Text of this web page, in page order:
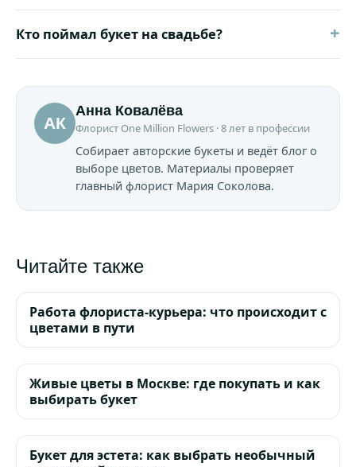
Кто поймал букет на свадьбе? +
АК
Анна Ковалёва
Флорист One Million Flowers · 8 лет в профессии
Собирает авторские букеты и ведёт блог о
выборе цветов. Материалы проверяет
главный флорист Мария Соколова.
Читайте также
Работа флориста-курьера: что происходит с
цветами в пути
Живые цветы в Москве: где покупать и как
выбирать букет
Букет для эстета: как выбрать необычный